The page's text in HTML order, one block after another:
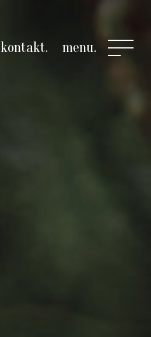
kontakt. menu.